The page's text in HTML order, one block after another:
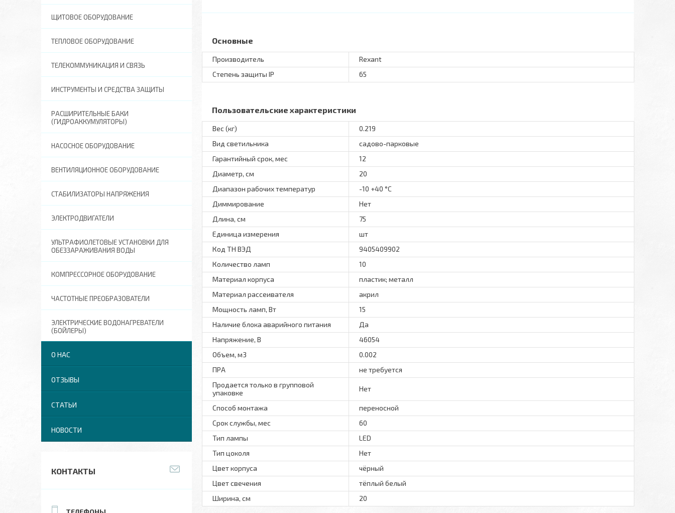
Основные
Производитель
Rexant
Степень защиты IP
65
Пользовательские характеристики
Вес (кг)
0.219
Вид светильника
садово-парковые
Гарантийный срок, мес
12
Диаметр, см
20
Диапазон рабочих температур
-10 +40 °C
Диммирование
Нет
Длина, см
75
Единица измерения
шт
Код ТН ВЭД
9405409902
Количество ламп
10
Материал корпуса
пластик; металл
Материал рассеивателя
акрил
Мощность ламп, Вт
15
Наличие блока аварийного питания
Да
Напряжение, В
46054
Объем, м3
0.002
ПРА
не требуется
Продается только в групповой
упаковке
Нет
Способ монтажа
переносной
Срок службы, мес
60
Тип лампы
LED
Тип цоколя
Нет
Цвет корпуса
чёрный
Цвет свечения
тёплый белый
Ширина, см
20
ЩИТОВОЕ ОБОРУДОВАНИЕ
ТЕПЛОВОЕ ОБОРУДОВАНИЕ
ТЕЛЕКОММУНИКАЦИЯ И СВЯЗЬ
ИНСТРУМЕНТЫ И СРЕДСТВА ЗАЩИТЫ
РАСШИРИТЕЛЬНЫЕ БАКИ
(ГИДРОАККУМУЛЯТОРЫ)
НАСОСНОЕ ОБОРУДОВАНИЕ
ВЕНТИЛЯЦИОННОЕ ОБОРУДОВАНИЕ
СТАБИЛИЗАТОРЫ НАПРЯЖЕНИЯ
ЭЛЕКТРОДВИГАТЕЛИ
УЛЬТРАФИОЛЕТОВЫЕ УСТАНОВКИ ДЛЯ
ОБЕЗЗАРАЖИВАНИЯ ВОДЫ
КОМПРЕССОРНОЕ ОБОРУДОВАНИЕ
ЧАСТОТНЫЕ ПРЕОБРАЗОВАТЕЛИ
ЭЛЕКТРИЧЕСКИЕ ВОДОНАГРЕВАТЕЛИ
(БОЙЛЕРЫ)
О НАС
ОТЗЫВЫ
СТАТЬИ
НОВОСТИ
КОНТАКТЫ